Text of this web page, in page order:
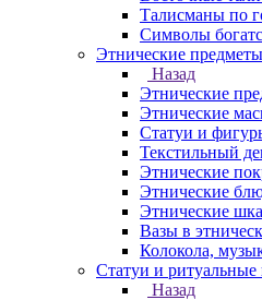
Талисманы по
Символы
Этнические
Назад
Этнические
Этнические
Статуи и
Текстильный
Этнические
Этнические
Этнические
Вазы в
Колокола,
Статуи и
Назад